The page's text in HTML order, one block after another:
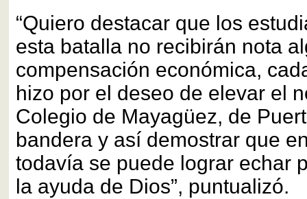
“Quiero destacar que los
esta batalla no recibirán nota
compensación económica,
hizo por el deseo de elevar el
Colegio de Mayagüez, de
bandera y así demostrar que
todavía se puede lograr echar
la ayuda de Dios”, puntualizó.